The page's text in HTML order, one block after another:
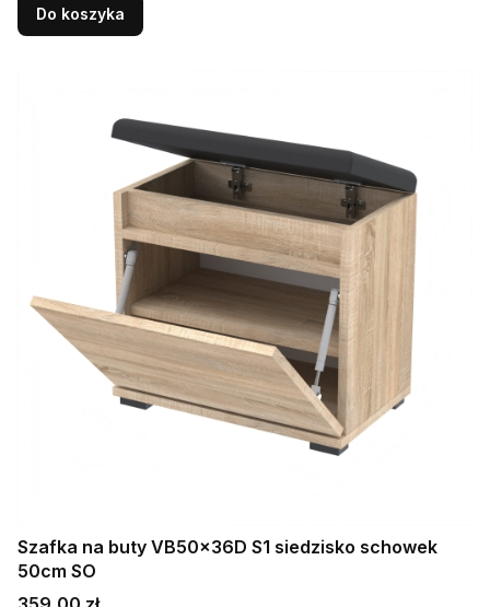
Do koszyka
Szafka na buty VB50x36D S1 siedzisko schowek
50cm SO
Cena